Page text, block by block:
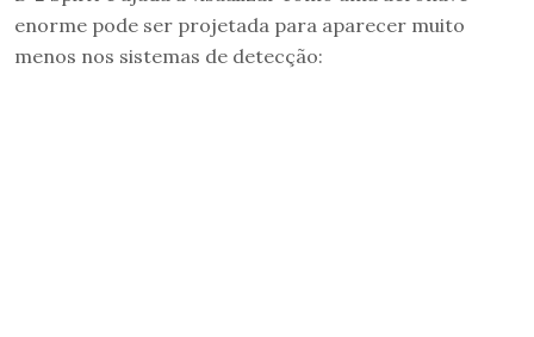
enorme pode ser projetada para aparecer muito
menos nos sistemas de detecção: